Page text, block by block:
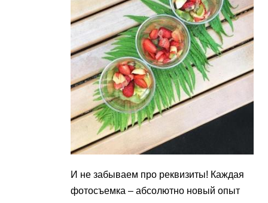
И не забываем про реквизиты! Каждая
фотосъемка – абсолютно новый опыт